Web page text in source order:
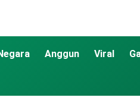
Anggun Viral